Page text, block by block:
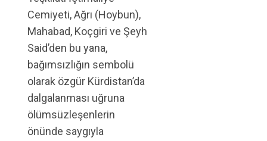
Cemiyeti, Ağrı (Hoybun),
Mahabad, Koçgiri ve Şeyh
Said’den bu yana,
bağımsızlığın sembolü
olarak özgür Kürdistan’da
dalgalanması uğruna
ölümsüzleşenlerin
önünde saygıyla